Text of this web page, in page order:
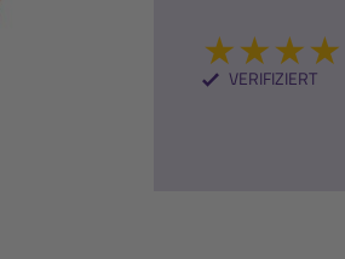
★★★★
VERIFIZIERT